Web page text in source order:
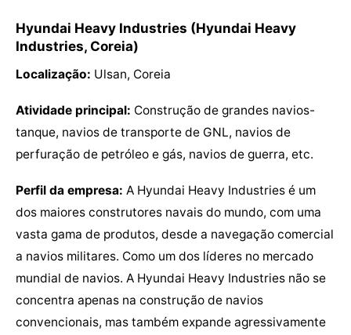
Hyundai Heavy Industries (Hyundai Heavy
Industries, Coreia)
Localização: Ulsan, Coreia
Atividade principal: Construção de grandes navios-
tanque, navios de transporte de GNL, navios de
perfuração de petróleo e gás, navios de guerra, etc.
Perfil da empresa: A Hyundai Heavy Industries é um
dos maiores construtores navais do mundo, com uma
vasta gama de produtos, desde a navegação comercial
a navios militares. Como um dos líderes no mercado
mundial de navios. A Hyundai Heavy Industries não se
concentra apenas na construção de navios
convencionais, mas também expande agressivamente